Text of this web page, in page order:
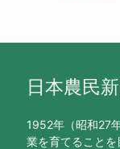
日本農民
1952年（昭和27
業を育てること